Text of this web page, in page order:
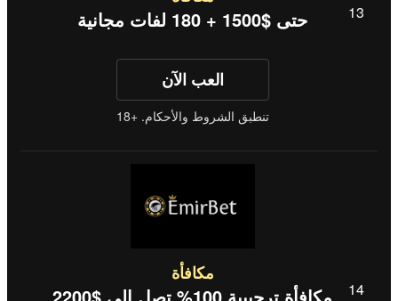
حتى $1500 + 180 لفات مجانية
العب الآن
تنطبق الشروط والأحكام. +18
مكافأة